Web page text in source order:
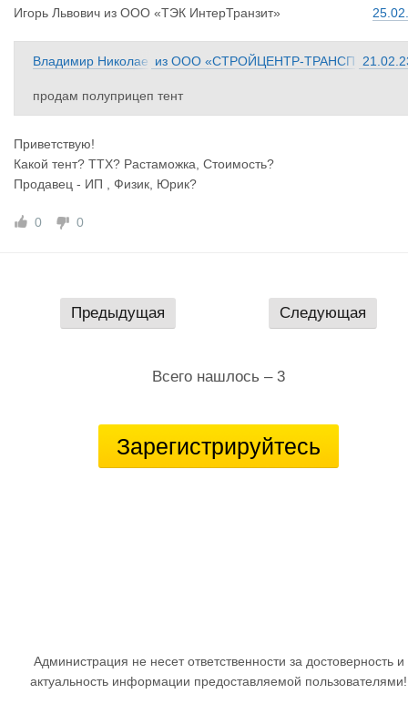
Игорь Львович из ООО «ТЭК ИнтерТранзит»
Владимир Николае из ООО «СТРОЙЦЕНТР-ТРАНСП
продам полуприцеп тент
Приветствую!
Какой тент? ТТХ? Растаможка, Стоимость?
Продавец - ИП , Физик, Юрик?
0 0
Предыдущая Следующая
Всего нашлось – 3
Зарегистрируйтесь
Администрация не несет ответственности за достоверность и
актуальность информации предоставляемой пользователями!